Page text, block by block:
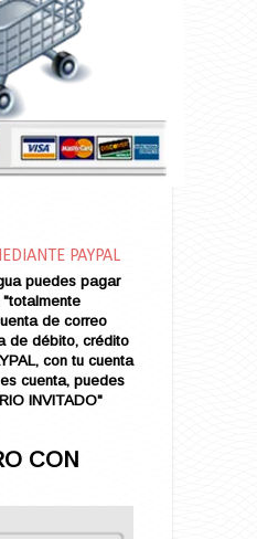
(VENDIDO)
PAYPAL
puedes pagar
de correo
de débito, crédito
con tu cuenta
cuenta, puedes
INVITADO"
CON